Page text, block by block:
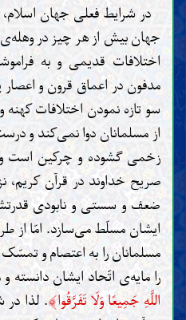
در شرایط فعلی جهان
جهان بیش از هر چیز در
اختلافات قدیمی و به
مدفون در اعماق قرون و
سو تازه نمودن اختلافات
از مسلمانان دوا نمی‌کند و
زخمی گشوده و چرکین است
صریح خداوند در قرآن کریم،
ضعف و سستی و نابودی
ایشان مسلّط می‌سازد. امّا از
مسلمانان را به اعتصام و
را مایه‌ی اتّحاد ایشان دانسته
اللَّهِ جَمِيعًا وَلَا تَفَرَّقُوا﴾. لذا